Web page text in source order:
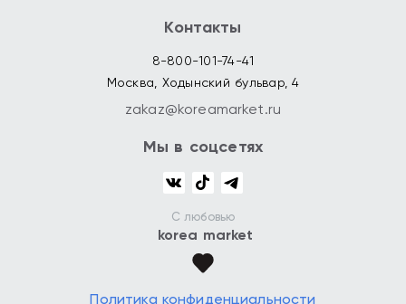
Контакты
8-800-101-74-41
Москва, Ходынский бульвар, 4
zakaz@koreamarket.ru
Мы в соцсетях
С любовью
korea market
Политика конфиденциальности